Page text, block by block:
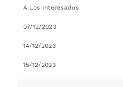
A Los Interesados
07/12/2023
14/12/2023
15/12/2023